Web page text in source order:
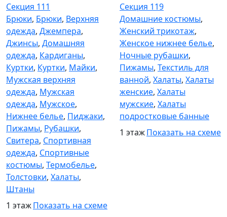
Секция 111
Брюки, Брюки, Верхняя
одежда, Джемпера,
Джинсы, Домашняя
одежда, Кардиганы,
Куртки, Куртки, Майки,
Мужская верхняя
одежда, Мужская
одежда, Мужское,
Нижнее белье, Пиджаки,
Пижамы, Рубашки,
Свитера, Спортивная
одежда, Спортивные
костюмы, Термобелье,
Толстовки, Халаты,
Штаны
1 этажПоказать на схеме
Секция 119
Домашние костюмы,
Женский трикотаж,
Женское нижнее белье,
Ночные рубашки,
Пижамы, Текстиль для
ванной, Халаты, Халаты
женские, Халаты
мужские, Халаты
подростковые банные
1 этажПоказать на схеме